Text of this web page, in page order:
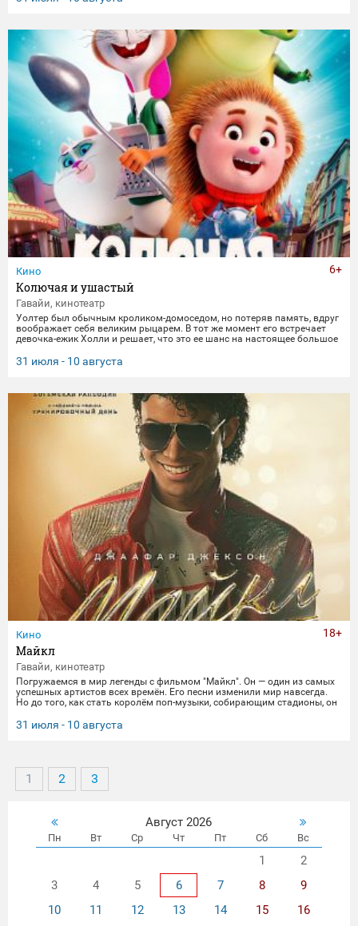
Кино
Колючая и ушастый
Гавайи, кинотеатр
Уолтер был обычным кроликом-домоседом, но потеряв память, вдруг
воображает себя великим рыцарем. В тот же момент его встречает
девочка-ежик Холли и решает, что это ее шанс на настоящее большое
странствие, полное веселья, опасностей и новых друзей.
31 июля - 10 августа
6+
Кино
Майкл
Гавайи, кинотеатр
Погружаемся в мир легенды с фильмом "Майкл". Он — один из самых
успешных артистов всех времён. Его песни изменили мир навсегда.
Но до того, как стать королём поп-музыки, собирающим стадионы, он
История, полная невероятных взлётов, тяжёлых испытаний и
головокружительной славы. 📅 Не пропустите! Приходите в наш
31 июля - 10 августа
18+
1 2 3
Август 2026
Пн Вт Ср Чт Пт Сб Вс
1
2
3
4 5 6 7 8
9
10
11 12 13 14 15
16